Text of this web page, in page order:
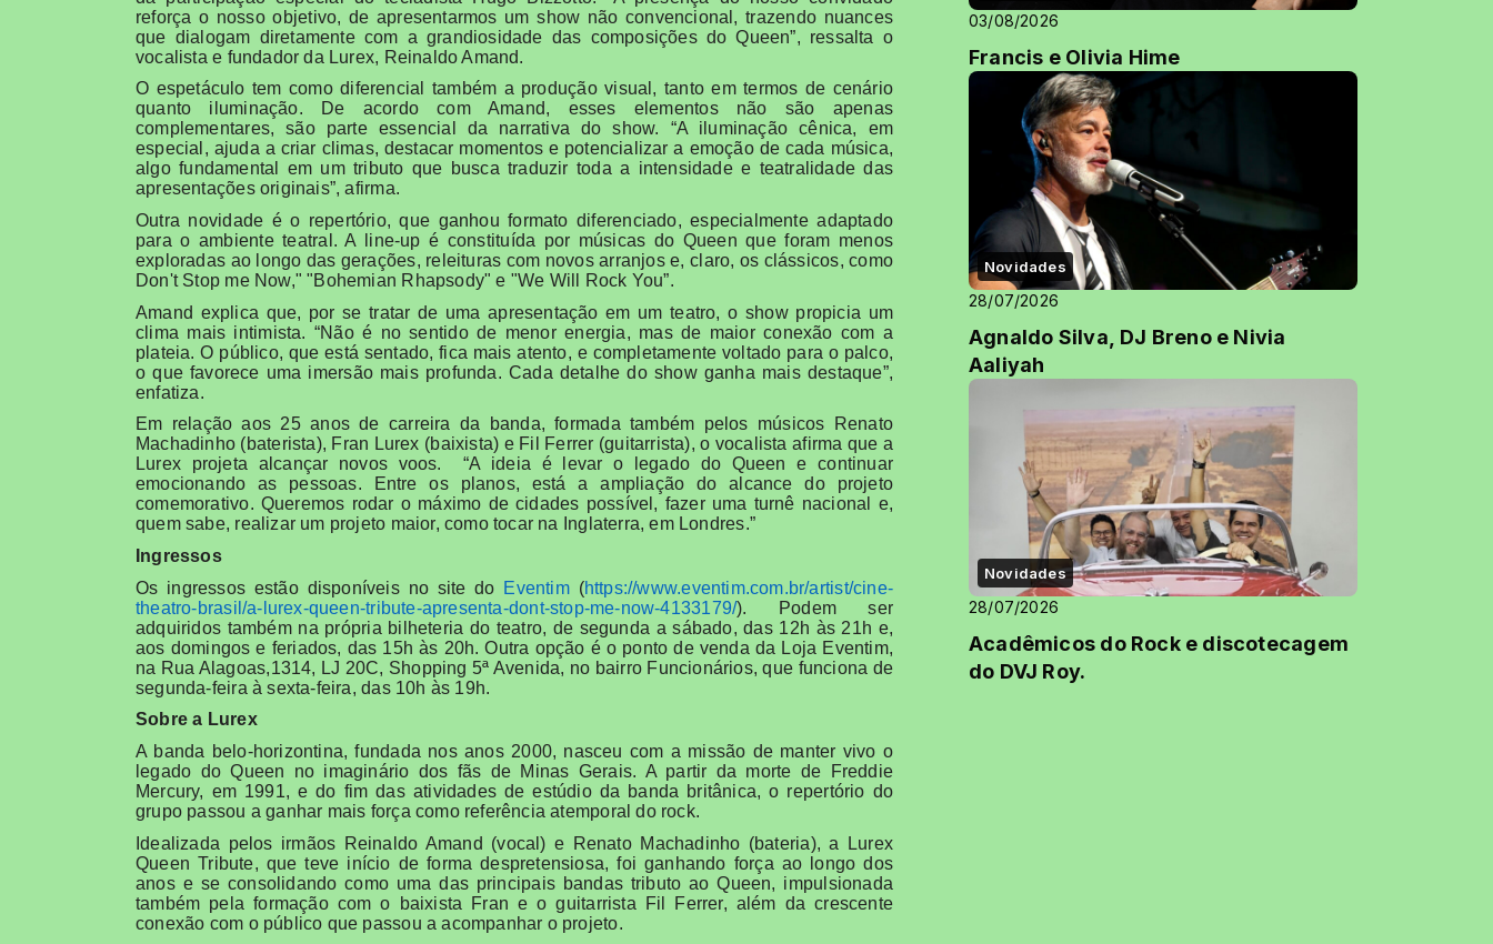
reforça o nosso objetivo, de apresentarmos um show não convencional, trazendo nuances
que dialogam diretamente com a grandiosidade das composições do Queen”, ressalta o
vocalista e fundador da Lurex, Reinaldo Amand.
O espetáculo tem como diferencial também a produção visual, tanto em termos de cenário
quanto iluminação. De acordo com Amand, esses elementos não são apenas
complementares, são parte essencial da narrativa do show. “A iluminação cênica, em
especial, ajuda a criar climas, destacar momentos e potencializar a emoção de cada música,
algo fundamental em um tributo que busca traduzir toda a intensidade e teatralidade das
apresentações originais”, afirma.
Outra novidade é o repertório, que ganhou formato diferenciado, especialmente adaptado
para o ambiente teatral. A line-up é constituída por músicas do Queen que foram menos
exploradas ao longo das gerações, releituras com novos arranjos e, claro, os clássicos, como
Don't Stop me Now," "Bohemian Rhapsody" e "We Will Rock You”.
Amand explica que, por se tratar de uma apresentação em um teatro, o show propicia um
clima mais intimista. “Não é no sentido de menor energia, mas de maior conexão com a
plateia. O público, que está sentado, fica mais atento, e completamente voltado para o palco,
o que favorece uma imersão mais profunda. Cada detalhe do show ganha mais destaque”,
enfatiza.
Em relação aos 25 anos de carreira da banda, formada também pelos músicos Renato
Machadinho (baterista), Fran Lurex (baixista) e Fil Ferrer (guitarrista), o vocalista afirma que a
Lurex projeta alcançar novos voos. “A ideia é levar o legado do Queen e continuar
emocionando as pessoas. Entre os planos, está a ampliação do alcance do projeto
comemorativo. Queremos rodar o máximo de cidades possível, fazer uma turnê nacional e,
quem sabe, realizar um projeto maior, como tocar na Inglaterra, em Londres.”
Ingressos
Os ingressos estão disponíveis no site do Eventim(https://www.eventim.com.br/artist/cine-
theatro-brasil/a-lurex-queen-tribute-apresenta-dont-stop-me-now-4133179/). Podem ser
adquiridos também na própria bilheteria do teatro, de segunda a sábado, das 12h às 21h e,
aos domingos e feriados, das 15h às 20h. Outra opção é o ponto de venda da Loja Eventim,
na Rua Alagoas,1314, LJ 20C, Shopping 5ª Avenida, no bairro Funcionários, que funciona de
segunda-feira à sexta-feira, das 10h às 19h.
Sobre a Lurex
A banda belo-horizontina, fundada nos anos 2000, nasceu com a missão de manter vivo o
legado do Queen no imaginário dos fãs de Minas Gerais. A partir da morte de Freddie
Mercury, em 1991, e do fim das atividades de estúdio da banda britânica, o repertório do
grupo passou a ganhar mais força como referência atemporal do rock.
Idealizada pelos irmãos Reinaldo Amand (vocal) e Renato Machadinho (bateria), a Lurex
Queen Tribute, que teve início de forma despretensiosa, foi ganhando força ao longo dos
anos e se consolidando como uma das principais bandas tributo ao Queen, impulsionada
também pela formação com o baixista Fran e o guitarrista Fil Ferrer, além da crescente
conexão com o público que passou a acompanhar o projeto.
03/08/2026
Francis e Olivia Hime
Novidades
28/07/2026
Agnaldo Silva, DJ Breno e Nivia
Aaliyah
Novidades
28/07/2026
Acadêmicos do Rock e discotecagem
do DVJ Roy.